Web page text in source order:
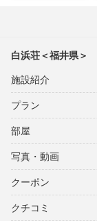
白浜荘＜福井県＞
施設紹介
プラン
部屋
写真・動画
クーポン
クチコミ